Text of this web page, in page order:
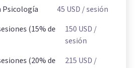
Psicología
45 USD / sesión
(15% de
150 USD /
sesión
(20% de
215 USD /